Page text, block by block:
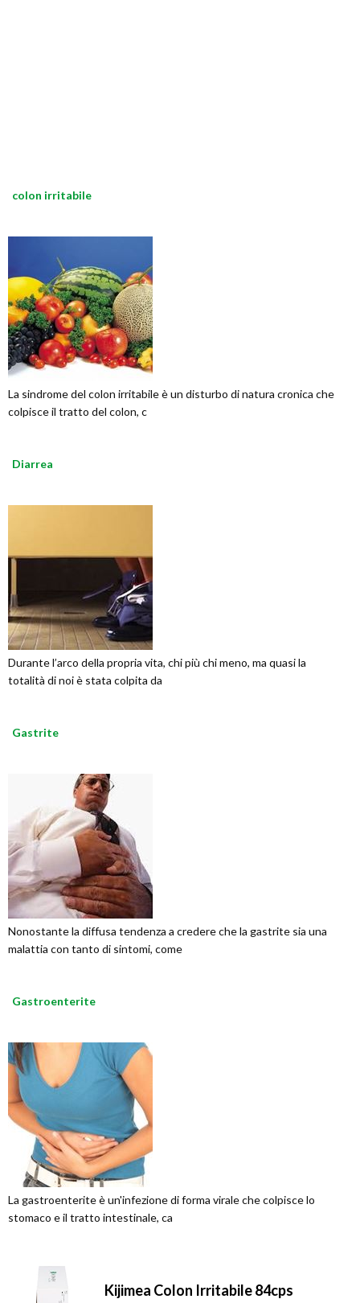
colon irritabile
La sindrome del colon irritabile è un disturbo di natura cronica che
colpisce il tratto del colon, c
Diarrea
Durante l’arco della propria vita, chi più chi meno, ma quasi la
totalità di noi è stata colpita da
Gastrite
Nonostante la diffusa tendenza a credere che la gastrite sia una
malattia con tanto di sintomi, come
Gastroenterite
La gastroenterite è un'infezione di forma virale che colpisce lo
stomaco e il tratto intestinale, ca
Kijimea Colon Irritabile 84cps